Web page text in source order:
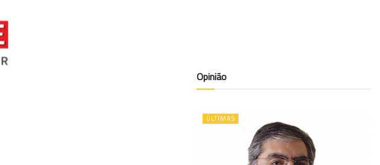
Opinião
ÚLTIMAS